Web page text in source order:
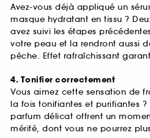
Avez-vous déjà appliqué un
masque hydratant en tissu ?
avez suivi les étapes
votre peau et la rendront aussi
pêche. Effet rafraîchissant
4. Tonifier correctement
Vous aimez cette sensation de
la fois tonifiantes et purifiantes ?
parfum délicat offrent un
mérité, dont vous ne pourrez